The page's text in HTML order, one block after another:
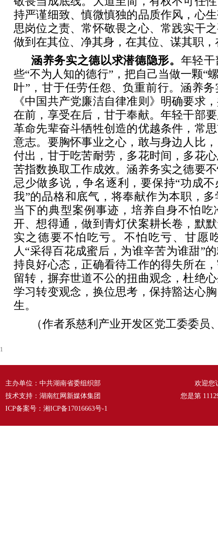
持严谨细致、慎微慎独的品质作风，心
思岗位之责、常怀敬畏之心、常践实干
做到在其位、净其身，在其位、谋其职
涵养务实之德以求潜德隐形。 年轻
些“不为人知的德行”，把自己当做一颗“
叶”，甘于任劳任怨、负重前行。涵养
《中国共产党廉洁自律准则》明确要求
在前，享受在后，甘于奉献。年轻干部
革命先辈奋斗牺牲创造的优越条件，常
意志。要胸怀事业之心，敢与身边人比
付出，甘于吃苦耐劳，多花时间，多花
苦指数换取工作成效。涵养务实之德要
忌少做多说，争名逐利，要保持“功成
我”的品格和底气，将奉献作为本职，
当下的典型案例事迹，培养自身不怕
开、想得通，做到青灯伏案耕长卷，默
实之德要不怕吃亏。不怕吃亏、甘愿
人“采得百花成蜜后，为谁辛苦为谁甜”
持良好心态，正确看待工作的得失所在
留转，摒弃世道不公的扭曲观念，杜绝
学习转变观念，换位思考，保持豁达心
生。
（作者系慈利产业开发区党工委委员
1
主办单位：中共湖南省委组织部
技术支持：湖南红网新媒体集团
ICP备案号： 湘ICP备17016663号-1
欢迎您
您是第